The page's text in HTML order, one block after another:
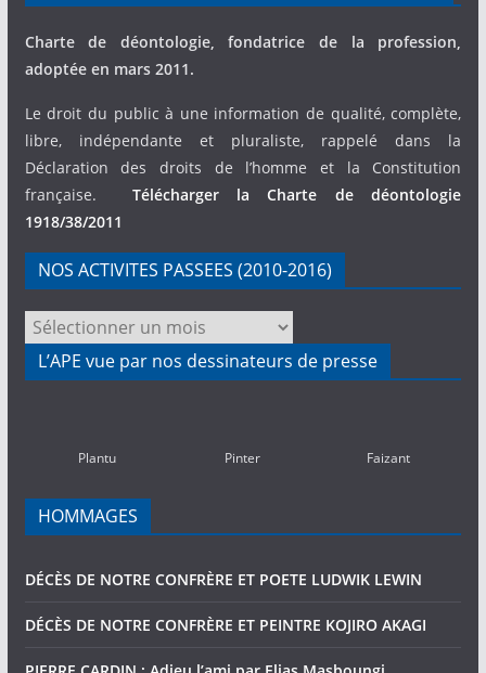
Charte de déontologie, fondatrice de la profession,
adoptée en mars 2011.
Le droit du public à une information de qualité, complète,
libre, indépendante et pluraliste, rappelé dans la
Déclaration des droits de l’homme et la Constitution
française. Télécharger la Charte de déontologie
1918/38/2011
NOS ACTIVITES PASSEES (2010-2016)
NOS
ACTIVITES
PASSEES
L’APE vue par nos dessinateurs de presse
Plantu Pinter Faizant
HOMMAGES
DÉCÈS DE NOTRE CONFRÈRE ET POETE LUDWIK LEWIN
DÉCÈS DE NOTRE CONFRÈRE ET PEINTRE KOJIRO AKAGI